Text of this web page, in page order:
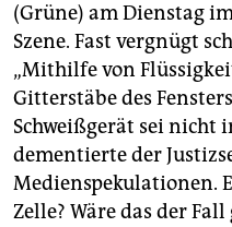
(Grüne) am Dienstag
Szene. Fast vergnügt
„Mithilfe von
Gitterstäbe des
Schweißgerät sei nicht
dementierte der
Medienspekulationen.
Zelle? Wäre das der